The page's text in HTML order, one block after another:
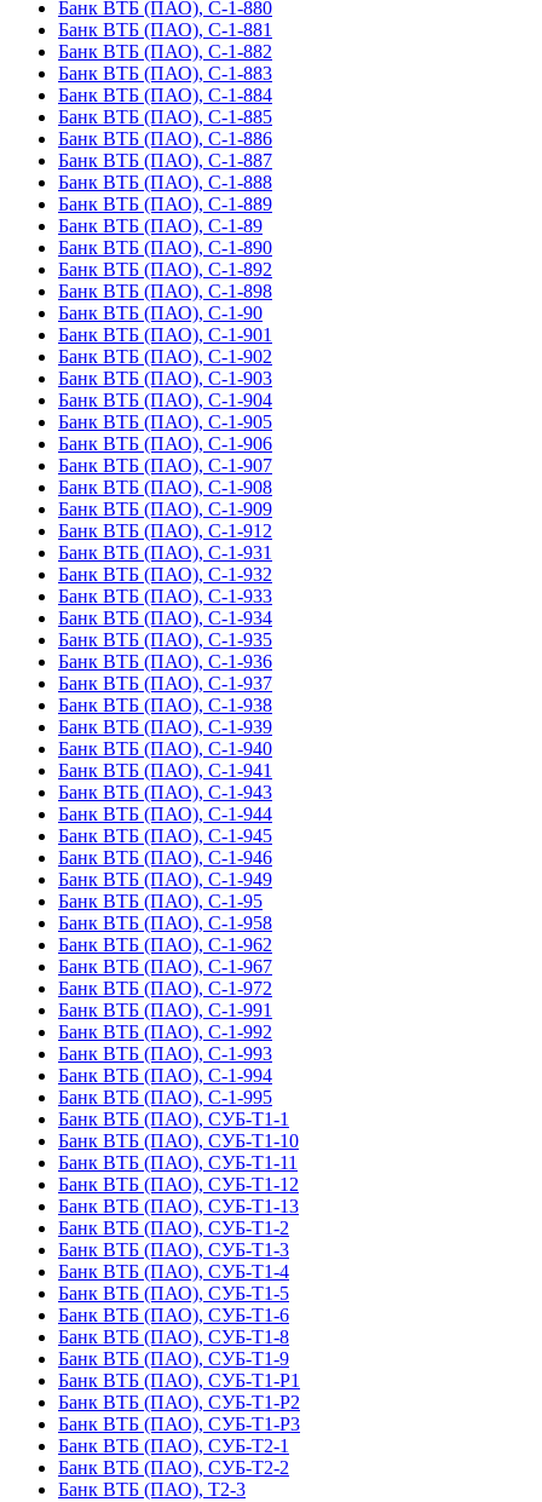
Банк ВТБ (ПАО), С-1-880
Банк ВТБ (ПАО), С-1-881
Банк ВТБ (ПАО), С-1-882
Банк ВТБ (ПАО), С-1-883
Банк ВТБ (ПАО), С-1-884
Банк ВТБ (ПАО), С-1-885
Банк ВТБ (ПАО), С-1-886
Банк ВТБ (ПАО), С-1-887
Банк ВТБ (ПАО), С-1-888
Банк ВТБ (ПАО), С-1-889
Банк ВТБ (ПАО), С-1-89
Банк ВТБ (ПАО), С-1-890
Банк ВТБ (ПАО), С-1-892
Банк ВТБ (ПАО), С-1-898
Банк ВТБ (ПАО), С-1-90
Банк ВТБ (ПАО), С-1-901
Банк ВТБ (ПАО), С-1-902
Банк ВТБ (ПАО), С-1-903
Банк ВТБ (ПАО), С-1-904
Банк ВТБ (ПАО), С-1-905
Банк ВТБ (ПАО), С-1-906
Банк ВТБ (ПАО), С-1-907
Банк ВТБ (ПАО), С-1-908
Банк ВТБ (ПАО), С-1-909
Банк ВТБ (ПАО), С-1-912
Банк ВТБ (ПАО), С-1-931
Банк ВТБ (ПАО), С-1-932
Банк ВТБ (ПАО), С-1-933
Банк ВТБ (ПАО), С-1-934
Банк ВТБ (ПАО), С-1-935
Банк ВТБ (ПАО), С-1-936
Банк ВТБ (ПАО), С-1-937
Банк ВТБ (ПАО), С-1-938
Банк ВТБ (ПАО), С-1-939
Банк ВТБ (ПАО), С-1-940
Банк ВТБ (ПАО), С-1-941
Банк ВТБ (ПАО), С-1-943
Банк ВТБ (ПАО), С-1-944
Банк ВТБ (ПАО), С-1-945
Банк ВТБ (ПАО), С-1-946
Банк ВТБ (ПАО), С-1-949
Банк ВТБ (ПАО), С-1-95
Банк ВТБ (ПАО), С-1-958
Банк ВТБ (ПАО), С-1-962
Банк ВТБ (ПАО), С-1-967
Банк ВТБ (ПАО), С-1-972
Банк ВТБ (ПАО), С-1-991
Банк ВТБ (ПАО), С-1-992
Банк ВТБ (ПАО), С-1-993
Банк ВТБ (ПАО), С-1-994
Банк ВТБ (ПАО), С-1-995
Банк ВТБ (ПАО), СУБ-Т1-1
Банк ВТБ (ПАО), СУБ-Т1-10
Банк ВТБ (ПАО), СУБ-Т1-11
Банк ВТБ (ПАО), СУБ-Т1-12
Банк ВТБ (ПАО), СУБ-Т1-13
Банк ВТБ (ПАО), СУБ-Т1-2
Банк ВТБ (ПАО), СУБ-Т1-3
Банк ВТБ (ПАО), СУБ-Т1-4
Банк ВТБ (ПАО), СУБ-Т1-5
Банк ВТБ (ПАО), СУБ-Т1-6
Банк ВТБ (ПАО), СУБ-Т1-8
Банк ВТБ (ПАО), СУБ-Т1-9
Банк ВТБ (ПАО), СУБ-Т1-Р1
Банк ВТБ (ПАО), СУБ-Т1-Р2
Банк ВТБ (ПАО), СУБ-Т1-Р3
Банк ВТБ (ПАО), СУБ-Т2-1
Банк ВТБ (ПАО), СУБ-Т2-2
Банк ВТБ (ПАО), Т2-3